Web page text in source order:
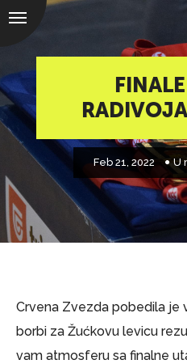
Feb 21, 2022 U
Crvena Zvezda pobedila je
borbi za Žućkovu levicu
vam atmosferu sa finalne